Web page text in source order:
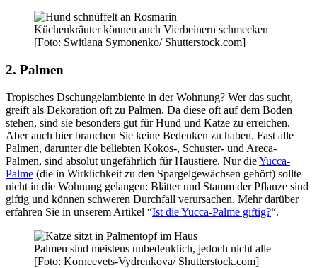
Küchenkräuter können auch Vierbeinern schmecken
[Foto: Switlana Symonenko/ Shutterstock.com]
2. Palmen
Tropisches Dschungelambiente in der Wohnung? Wer das sucht,
greift als Dekoration oft zu Palmen. Da diese oft auf dem Boden
stehen, sind sie besonders gut für Hund und Katze zu erreichen.
Aber auch hier brauchen Sie keine Bedenken zu haben. Fast alle
Palmen, darunter die beliebten Kokos-, Schuster- und Areca-
Palmen, sind absolut ungefährlich für Haustiere. Nur dieYucca-
Palme (die in Wirklichkeit zu den Spargelgewächsen gehört) sollte
nicht in die Wohnung gelangen: Blätter und Stamm der Pflanze sind
giftig und können schweren Durchfall verursachen. Mehr darüber
erfahren Sie in unserem Artikel “Ist die Yucca-Palme giftig?“.
Palmen sind meistens unbedenklich, jedoch nicht alle
[Foto: Korneevets-Vydrenkova/ Shutterstock.com]